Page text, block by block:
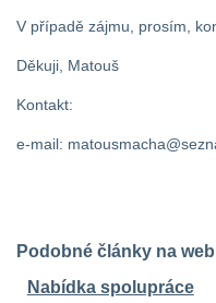
V případě zájmu, prosím,
Děkuji, Matouš
Kontakt:
e-mail:
Podobné články na
Nabídka spolupráce